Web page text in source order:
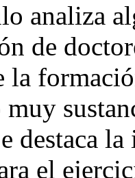
analiza
de
la
destaca
el